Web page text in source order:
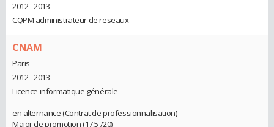
2012 - 2013
CQPM administrateur de reseaux
CNAM
Paris
2012 - 2013
Licence informatique générale
en alternance (Contrat de professionnalisation)
Major de promotion (17.5 /20)